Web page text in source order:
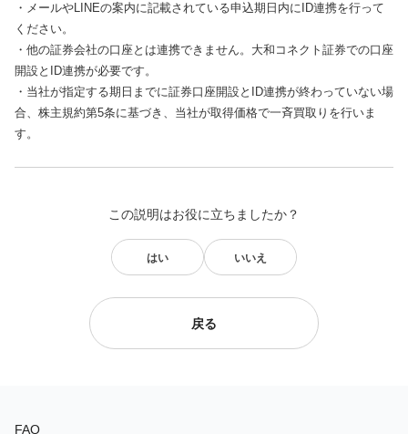
・メールやLINEの案内に記載されている申込期日内にID連携を行って
ください。
・他の証券会社の口座とは連携できません。大和コネクト証券での口座
開設とID連携が必要です。
・当社が指定する期日までに証券口座開設とID連携が終わっていない場
合、株主規約第5条に基づき、当社が取得価格で一斉買取りを行いま
す。
この説明はお役に立ちましたか？
はい いいえ
戻る
FAQ